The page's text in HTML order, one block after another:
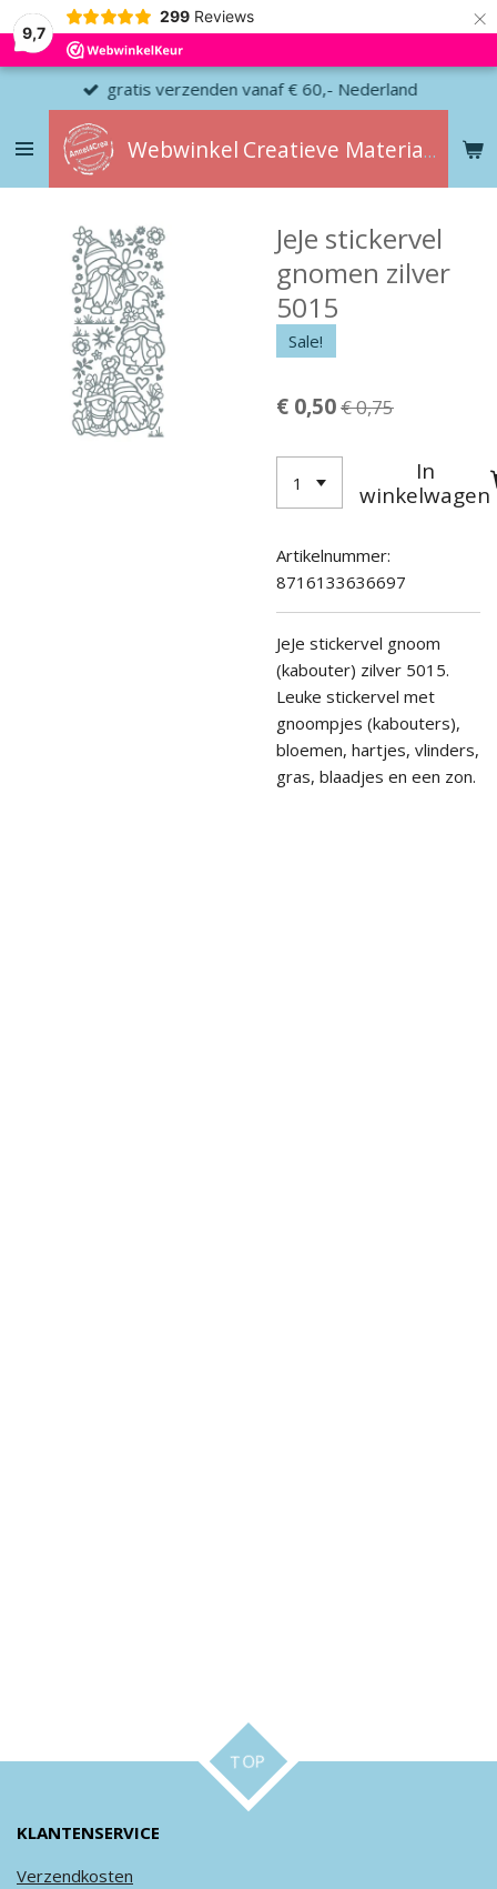
9,7
299 Reviews ×
Webwinkel Creatieve Materialen
gratis verzenden vanaf € 60,- Nederland
JeJe stickervel
gnomen zilver
5015
Sale!
€ 0,50€ 0,75
In
winkelwagen
Artikelnummer:
8716133636697
JeJe stickervel gnoom
(kabouter) zilver 5015.
Leuke stickervel met
gnoompjes (kabouters),
bloemen, hartjes, vlinders,
gras, blaadjes en een zon.
TOP
KLANTENSERVICE
Verzendkosten